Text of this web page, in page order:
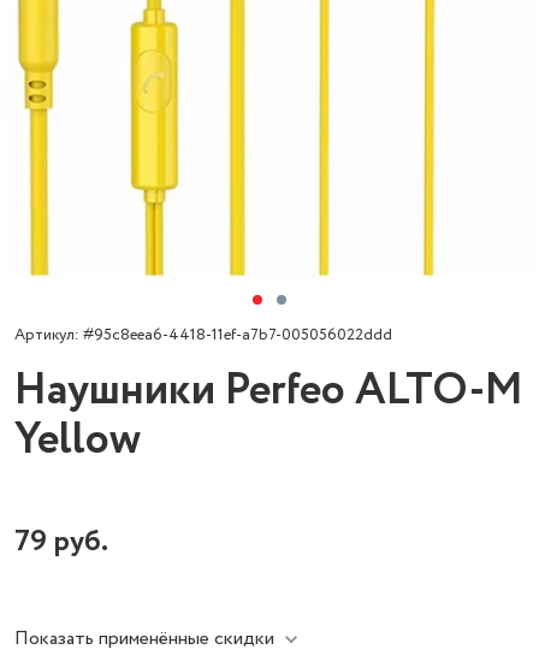
Артикул: #95c8eea6-4418-11ef-a7b7-005056022ddd
Наушники Perfeo ALTO-M
Yellow
79 руб.
Показать применённые скидки